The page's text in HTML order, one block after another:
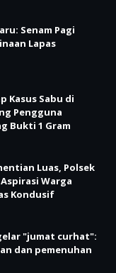
Senam Pagi
Lapas
Kasus Sabu di
Pengguna
Bukti 1 Gram
Luas, Polsek
Warga
Kondusif
"jumat curhat":
dan pemenuhan